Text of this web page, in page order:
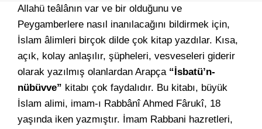
Allahü teâlânın var ve bir olduğunu ve
Peygamberlere nasıl inanılacağını bildirmek için,
İslam âlimleri birçok dilde çok kitap yazdılar. Kısa,
açık, kolay anlaşılır, şüpheleri, vesveseleri giderir
olarak yazılmış olanlardan Arapça “İsbatü’n-
nübüvve” kitabı çok faydalıdır. Bu kitabı, büyük
İslam alimi, imam-ı Rabbânî Ahmed Fârukî, 18
yaşında iken yazmıştır. İmam Rabbani hazretleri,